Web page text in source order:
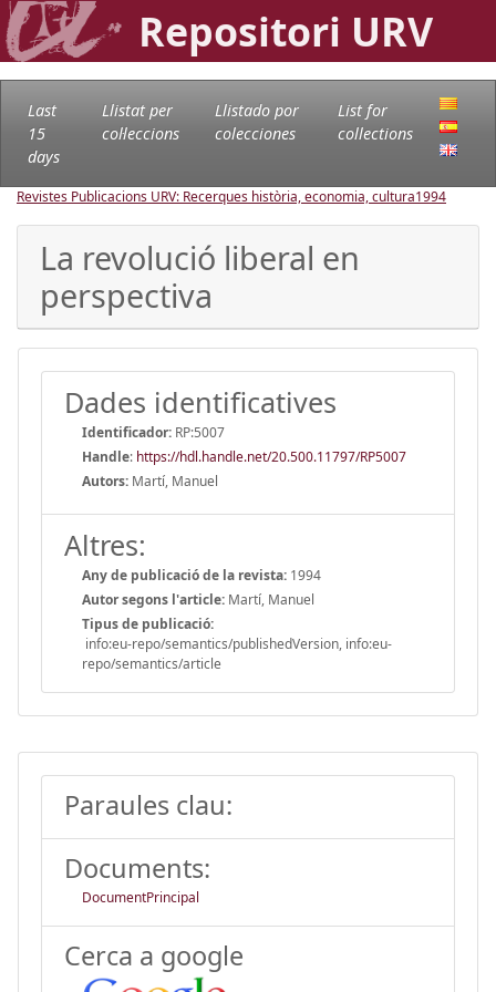
Repositori URV
Last
15
days
Llistat per
col·leccions
Llistado por
colecciones
List for
collections
Revistes Publicacions URV: Recerques història, economia, cultura1994
La revolució liberal en
perspectiva
Dades identificatives
Identificador: RP:5007
Handle: https://hdl.handle.net/20.500.11797/RP5007
Autors: Martí, Manuel
Altres:
Any de publicació de la revista: 1994
Autor segons l'article: Martí, Manuel
Tipus de publicació:
info:eu-repo/semantics/publishedVersion, info:eu-
repo/semantics/article
Paraules clau:
Documents:
DocumentPrincipal
Cerca a google